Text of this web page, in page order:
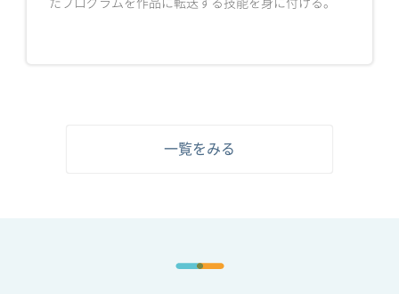
一覧をみる